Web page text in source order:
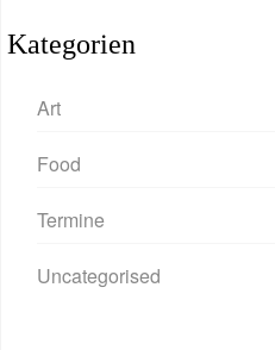
Kategorien
Art
Food
Termine
Uncategorised